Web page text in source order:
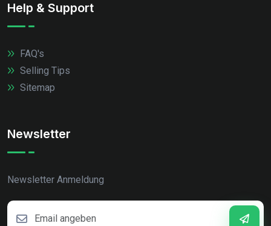
Help & Support
FAQ's
Selling Tips
Sitemap
Newsletter
Newsletter Anmeldung